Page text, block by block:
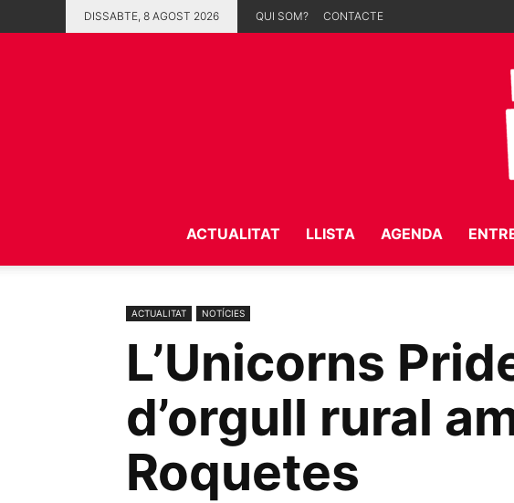
DISSABTE, 8 AGOST 2026 QUI SOM? CONTACTE
ACTUALITAT LLISTA AGENDA
ACTUALITAT NOTÍCIES
L’Unicorns
d’orgull rural
Roquetes